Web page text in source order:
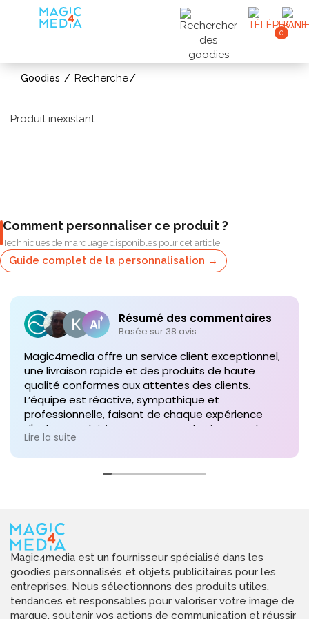
0
Goodies Recherche
Produit inexistant
Comment personnaliser ce produit ?
Techniques de marquage disponibles pour cet article
Guide complet de la personnalisation →
Résumé des commentaires
Basée sur 38 avis
Magic4media offre un service client exceptionnel,
une livraison rapide et des produits de haute
qualité conformes aux attentes des clients.
L’équipe est réactive, sympathique et
professionnelle, faisant de chaque expérience
d'achat un plaisir. Je recommande vivement leurs
services pour toute commande future de produits
personnalisés !
Lire la suite
Magic4media est un fournisseur spécialisé dans les
goodies personnalisés et objets publicitaires pour les
entreprises. Nous sélectionnons des produits utiles,
tendances et responsables pour valoriser votre image de
marque, soutenir vos actions de communication et réussir